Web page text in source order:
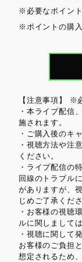
※必要なポイン
※ポイントの購
【注意事項】 ※
・本ライブ配信
施されます。
・ご購入後のキ
・視聴方法や注
ください。
・ライブ配信の
回線のトラブル
がありますが、
じめご了承くださ
・お客様の視聴
ルに関しまして
・視聴に関して
お客様のご負担
想定されるため